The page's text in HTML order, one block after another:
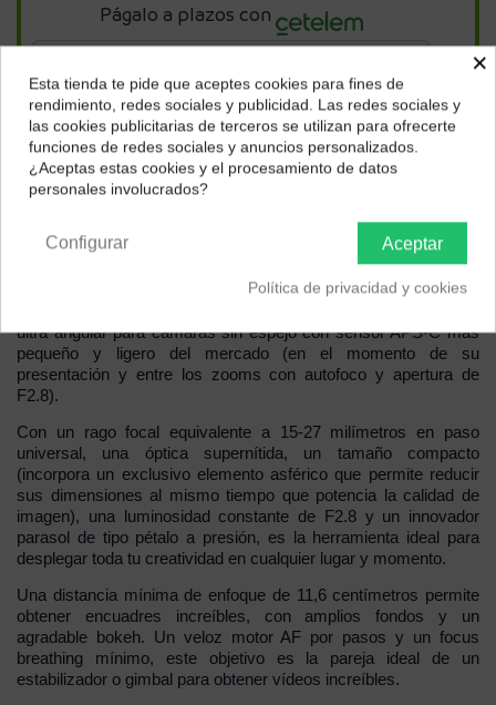
Págalo a plazos con
17,42€*al mes en cuotas
*Importe a financiar627,29 €/Importe total adeudado 627,29 €/
TIN0,00 % /TAE7,45 %/Ver más
Descripción
ultra angular para cámaras sin espejo con sensor APS-C más
pequeño y ligero del mercado (en el momento de su
presentación y entre los zooms con autofoco y apertura de
F2.8).
Con un rago focal equivalente a 15-27 milímetros en paso
universal, una óptica supernítida, un tamaño compacto
(incorpora un exclusivo elemento asférico que permite reducir
sus dimensiones al mismo tiempo que potencia la calidad de
imagen), una luminosidad constante de F2.8 y un innovador
parasol de tipo pétalo a presión, es la herramienta ideal para
desplegar toda tu creatividad en cualquier lugar y momento.
Una distancia mínima de enfoque de 11,6 centímetros permite
obtener encuadres increíbles, con amplios fondos y un
agradable bokeh. Un veloz motor AF por pasos y un focus
breathing mínimo, este objetivo es la pareja ideal de un
estabilizador o gimbal para obtener vídeos increíbles.
¿Dónde deseas recibir tu pedido?
Selecciona tu ubicación para mostrarte los precios e
impuestos correctos para tu región.
×
Esta tienda te pide que aceptes cookies para fines de
rendimiento, redes sociales y publicidad. Las redes sociales y
las cookies publicitarias de terceros se utilizan para ofrecerte
funciones de redes sociales y anuncios personalizados.
¿Aceptas estas cookies y el procesamiento de datos
personales involucrados?
Aceptar
Configurar
Política de privacidad y cookies